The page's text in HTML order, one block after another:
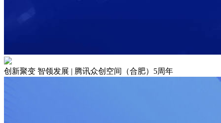
创新聚变 智领发展 | 腾讯众创空间（合肥）5周年